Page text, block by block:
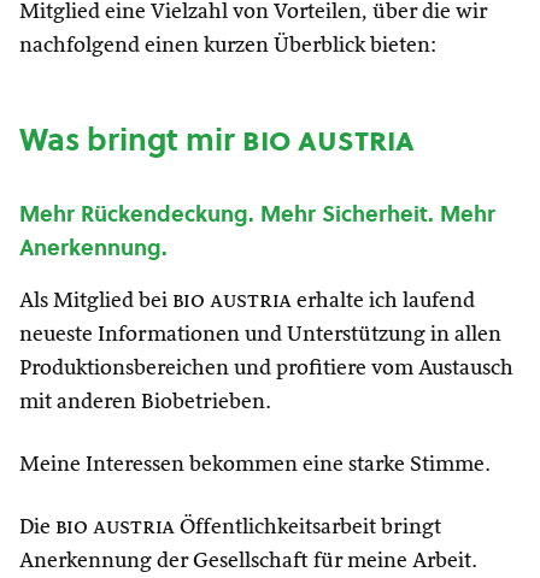
Mitglied eine Vielzahl von Vorteilen, über die wir
nachfolgend einen kurzen Überblick bieten:
Was bringt mirbio austria
Mehr Rückendeckung. Mehr Sicherheit. Mehr
Anerkennung.
Als Mitglied bei bio austria erhalte ich laufend
neueste Informationen und Unterstützung in allen
Produktionsbereichen und profitiere vom Austausch
mit anderen Biobetrieben.
Meine Interessen bekommen eine starke Stimme.
Die bio austria Öffentlichkeitsarbeit bringt
Anerkennung der Gesellschaft für meine Arbeit.